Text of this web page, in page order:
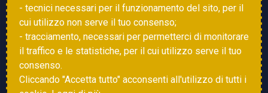
Associazione Sammarinese Arbitri
Vota gol e parata
- tecnici necessari per il funzionamento del sito, per il
cui utilizzo non serve il tuo consenso;
- tracciamento, necessari per permetterci di monitorare
il traffico e le statistiche, per il cui utilizzo serve il tuo
consenso.
Cliccando "Accetta tutto" acconsenti all'utilizzo di tutti i